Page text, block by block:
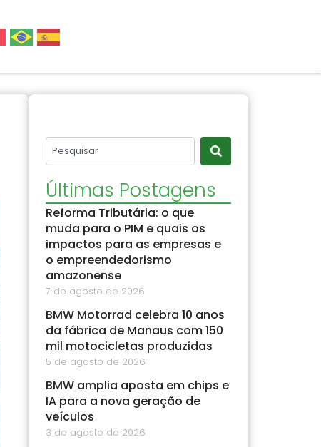
Últimas Postagens
Reforma Tributária: o que
muda para o PIM e quais os
impactos para as empresas e
o empreendedorismo
amazonense
7 de agosto de 2026
BMW Motorrad celebra 10 anos
da fábrica de Manaus com 150
mil motocicletas produzidas
5 de agosto de 2026
BMW amplia aposta em chips e
IA para a nova geração de
veículos
3 de agosto de 2026